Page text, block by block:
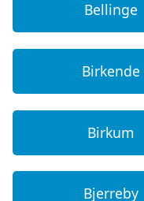
Bellinge
Birkende
Birkum
Bjerreby